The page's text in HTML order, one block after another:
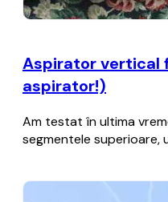
Aspirator vertical
aspirator!)
Am testat în ultima
segmentele superioare,